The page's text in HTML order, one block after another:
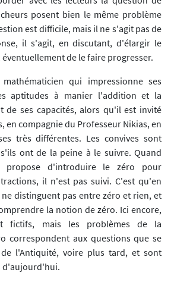
posent bien le même problème
est difficile, mais il ne s'agit pas de
il s'agit, en discutant, d'élargir le
de le faire progresser.
qui impressionne ses
aptitudes à manier l'addition et la
de ses capacités, alors qu'il est invité
en compagnie du Professeur Nikias, en
très différentes. Les convives sont
ont de la peine à le suivre. Quand
propose d'introduire le zéro pour
il n'est pas suivi. C'est qu'en
distinguent pas entre zéro et rien, et
la notion de zéro. Ici encore,
fictifs, mais les problèmes de la
correspondent aux questions que se
l'Antiquité, voire plus tard, et sont
d'aujourd'hui.